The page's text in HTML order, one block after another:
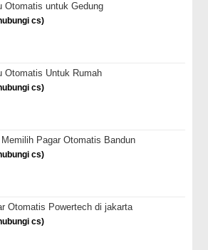
Otomatis untuk Gedung
cs)
Otomatis Untuk Rumah
cs)
Pagar Otomatis Bandun
cs)
Otomatis Powertech di jakarta
cs)